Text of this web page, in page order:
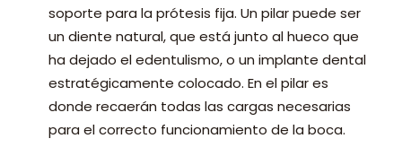
soporte para la prótesis fija. Un pilar puede ser
un diente natural, que está junto al hueco que
ha dejado el edentulismo, o un implante dental
estratégicamente colocado. En el pilar es
donde recaerán todas las cargas necesarias
para el correcto funcionamiento de la boca.